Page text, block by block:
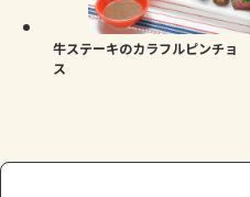
牛ステーキのカラフルピンチョ
ス